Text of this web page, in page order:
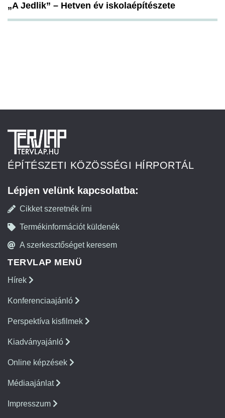
„A Jedlik” – Hetven év iskolaépítészete
ÉPÍTÉSZETI KÖZÖSSÉGI HÍRPORTÁL
Lépjen velünk kapcsolatba:
Cikket szeretnék írni
Termékinformációt küldenék
A szerkesztőséget keresem
TERVLAP MENÜ
Hírek
Konferenciaajánló
Perspektíva kisfilmek
Kiadványajánló
Online képzések
Médiaajánlat
Impresszum